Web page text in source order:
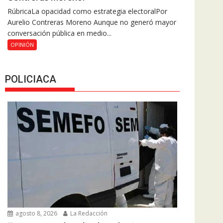
RúbricaLa opacidad como estrategia electoralPor
Aurelio Contreras Moreno Aunque no generó mayor
conversación pública en medio...
OPINIÓN
POLICIACA
agosto 8, 2026 La Redacción